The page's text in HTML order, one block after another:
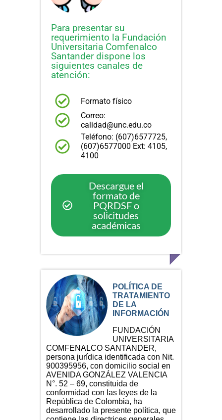
Para presentar su
requerimiento la Fundación
Universitaria Comfenalco
Santander dispone los
siguientes canales de
atención:
Formato físico
Correo:
calidad@unc.edu.co
Teléfono: (607)6577725,
(607)6577000 Ext: 4105,
4100
Descargue el
formato de
PQRDSF o
solicitudes
académicas
POLÍTICA DE
TRATAMIENTO
DE LA
INFORMACIÓN
FUNDACIÓN
UNIVERSITARIA
COMFENALCO SANTANDER,
persona jurídica identificada con Nit.
900395956, con domicilio social en
AVENIDA GONZÁLEZ VALENCIA
N°. 52 – 69, constituida de
conformidad con las leyes de la
República de Colombia, ha
desarrollado la presente política, que